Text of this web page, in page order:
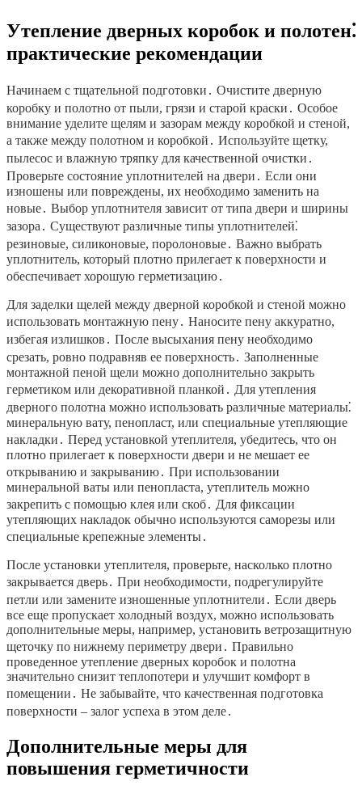
Утепление дверных коробок и полотен⁚
практические рекомендации
Начинаем с тщательной подготовки․ Очистите дверную
коробку и полотно от пыли, грязи и старой краски․ Особое
внимание уделите щелям и зазорам между коробкой и стеной,
а также между полотном и коробкой․ Используйте щетку,
пылесос и влажную тряпку для качественной очистки․
Проверьте состояние уплотнителей на двери․ Если они
изношены или повреждены, их необходимо заменить на
новые․ Выбор уплотнителя зависит от типа двери и ширины
зазора․ Существуют различные типы уплотнителей⁚
резиновые, силиконовые, поролоновые․ Важно выбрать
уплотнитель, который плотно прилегает к поверхности и
обеспечивает хорошую герметизацию․
Для заделки щелей между дверной коробкой и стеной можно
использовать монтажную пену․ Наносите пену аккуратно,
избегая излишков․ После высыхания пену необходимо
срезать, ровно подравняв ее поверхность․ Заполненные
монтажной пеной щели можно дополнительно закрыть
герметиком или декоративной планкой․ Для утепления
дверного полотна можно использовать различные материалы⁚
минеральную вату, пенопласт, или специальные утепляющие
накладки․ Перед установкой утеплителя, убедитесь, что он
плотно прилегает к поверхности двери и не мешает ее
открыванию и закрыванию․ При использовании
минеральной ваты или пенопласта, утеплитель можно
закрепить с помощью клея или скоб․ Для фиксации
утепляющих накладок обычно используются саморезы или
специальные крепежные элементы․
После установки утеплителя, проверьте, насколько плотно
закрывается дверь․ При необходимости, подрегулируйте
петли или замените изношенные уплотнители․ Если дверь
все еще пропускает холодный воздух, можно использовать
дополнительные меры, например, установить ветрозащитную
щеточку по нижнему периметру двери․ Правильно
проведенное утепление дверных коробок и полотна
значительно снизит теплопотери и улучшит комфорт в
помещении․ Не забывайте, что качественная подготовка
поверхности – залог успеха в этом деле․
Дополнительные меры для
повышения герметичности